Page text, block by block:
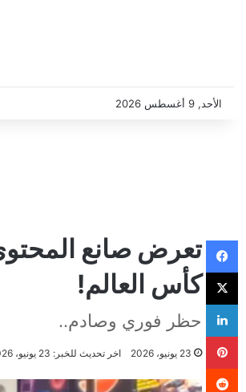
الأحد, 9 أغسطس 2026
كأس العالم!
حظر فوري وصادم..
23 يونيو، 2026 اخر تحديث للخبر: 23 يونيو، 2026
فيسبوك
‫X
لينكدإن
بينتيريست